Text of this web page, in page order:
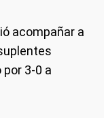
acompañar a
por 3-0 a